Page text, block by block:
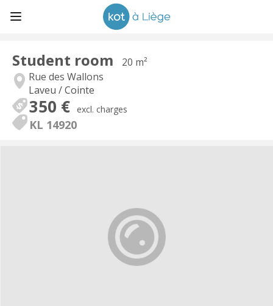
Student room
20 m²
Rue des Wallons
Laveu / Cointe
350 € excl. charges
KL 14920